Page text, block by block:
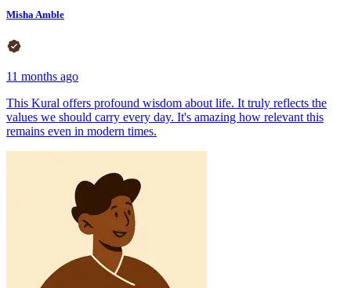
Misha Amble
11 months ago
This Kural offers profound wisdom about life. It truly reflects the
values we should carry every day. It's amazing how relevant this
remains even in modern times.